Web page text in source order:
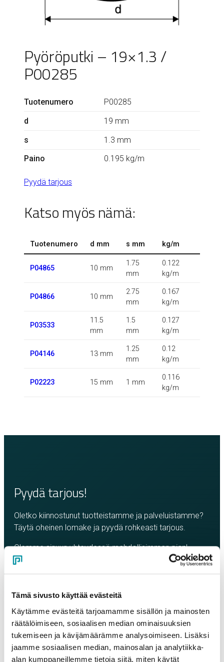
Tämä sivusto käyttää evästeitä
Käytämme evästeitä tarjoamamme sisällön ja mainosten
räätälöimiseen, sosiaalisen median ominaisuuksien
tukemiseen ja kävijämäärämme analysoimiseen. Lisäksi
jaamme sosiaalisen median, mainosalan ja analytiikka-
alan kumppaneillemme tietoja siitä, miten käytät
Pyöröputki – 19×1.3 /
P00285
Tuotenumero
P00285
d
19 mm
s
1.3 mm
Paino
0.195 kg/m
Pyydä tarjous
Katso myös nämä:
Tuotenumero d mm s mm kg/m
P04865 10 mm
1.75
mm
0.122
kg/m
P04866 10 mm
2.75
mm
0.167
kg/m
P03533
11.5
mm
1.5
mm
0.127
kg/m
P04146 13 mm
1.25
mm
0.12
kg/m
P02223 15 mm 1 mm
0.116
kg/m
Pyydä tarjous!
Oletko kiinnostunut tuotteistamme ja palveluistamme?
Täytä oheinen lomake ja pyydä rohkeasti tarjous.
Olemme sinuun yhteydessä mahdollisimman pian!
Yritys
Yhteyshenkilö*
Sähköposti*